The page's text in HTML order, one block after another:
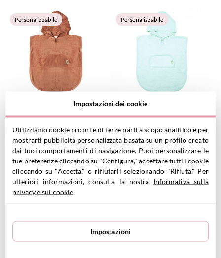
VEDI PRODOTTO VEDI PRODOTTO
Personalizzabile
Poncho Timboo Apricot
24.00€
34.90€
VEDI PRODOTTO
Personalizzabile
Poncho Timboo Riviera Blue
37.90€
VEDI PRODOTTO
Personalizzabile Personalizzabile
Impostazioni dei cookie
Utilizziamo cookie propri e di terze parti a scopo analitico e per
mostrarti pubblicità personalizzata basata su un profilo creato
dai tuoi comportamenti di navigazione. Puoi personalizzare le
tue preferenze cliccando su "Configura," accettare tutti i cookie
cliccando su "Accetta," o rifiutarli selezionando "Rifiuta." Per
ulteriori informazioni, consulta la nostra Informativa sulla
privacy e sui cookie.
Impostazioni